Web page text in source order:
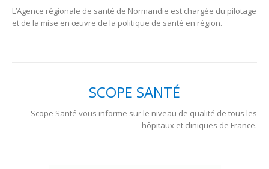
L’Agence régionale de santé de Normandie est chargée du pilotage
et de la mise en œuvre de la politique de santé en région.
SCOPE SANTÉ
Scope Santé vous informe sur le niveau de qualité de tous les
hôpitaux et cliniques de France.